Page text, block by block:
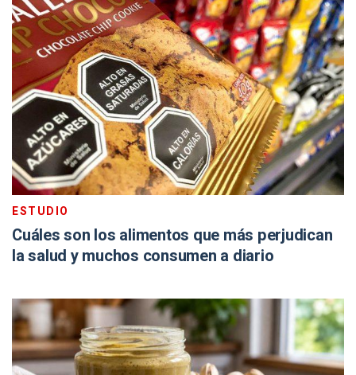
ESTUDIO
Cuáles son los alimentos que más perjudican
la salud y muchos consumen a diario